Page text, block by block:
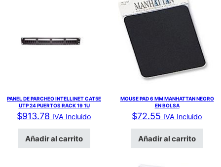
PANEL DE PARCHEO INTELLINET CAT5E
UTP 24 PUERTOS RACK 19 1U
$913.78 IVA Incluido
Añadir al carrito
MOUSE PAD 6 MM MANHATTAN NEGRO
EN BOLSA
$72.55 IVA Incluido
Añadir al carrito